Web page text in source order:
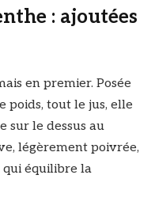
: ajoutées
en premier. Posée
poids, tout le jus, elle
sur le dessus au
légèrement poivrée,
équilibre la